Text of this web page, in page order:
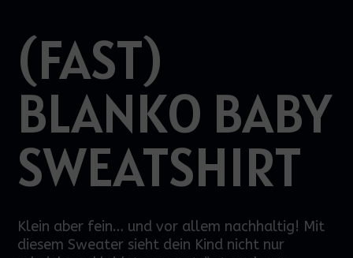
(FAST)
BLANKO BABY
SWEATSHIRT
Klein aber fein… und vor allem nachhaltig! Mit
diesem Sweater sieht dein Kind nicht nur